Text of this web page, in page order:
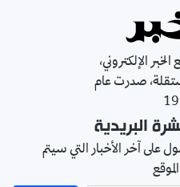
الإلكتروني،
صدرت عام
البريدية
على آخر الأخبار التي سيتم